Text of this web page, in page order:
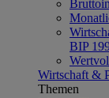
BIP
Wirtschaft &
Themen